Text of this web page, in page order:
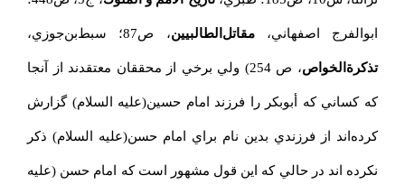
ابوالفرج اصفهاني،مقاتل‌الطالبيين، ص87؛ سبط‌بن‌جوزي،
تذكرة‌الخواص ، ص 254) ولي برخي از محققان معتقدند از آنجا
كه كساني كه أبوبكر را فرزند امام حسين(عليه السلام) گزارش
كرده‌اند از فرزندي بدين نام براي امام حسن(عليه السلام) ذكر
نكرده اند در حالي كه اين قول مشهور است كه امام حسن (عليه